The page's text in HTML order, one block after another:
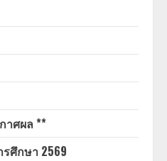
าศผล **
ศึกษา 2569